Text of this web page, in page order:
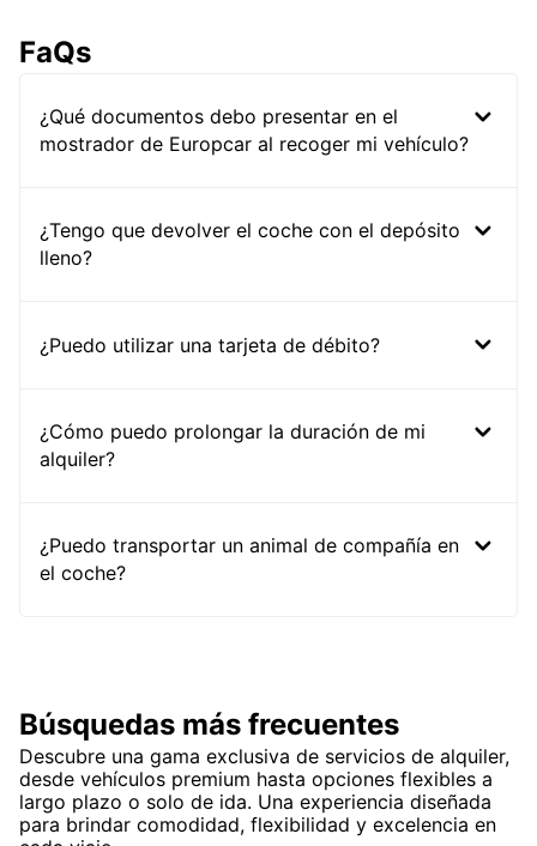
FaQs
¿Qué documentos debo presentar en el
mostrador de Europcar al recoger mi vehículo?
¿Tengo que devolver el coche con el depósito
lleno?
¿Puedo utilizar una tarjeta de débito?
¿Cómo puedo prolongar la duración de mi
alquiler?
¿Puedo transportar un animal de compañía en
el coche?
Búsquedas más frecuentes
Descubre una gama exclusiva de servicios de alquiler,
desde vehículos premium hasta opciones flexibles a
largo plazo o solo de ida. Una experiencia diseñada
para brindar comodidad, flexibilidad y excelencia en